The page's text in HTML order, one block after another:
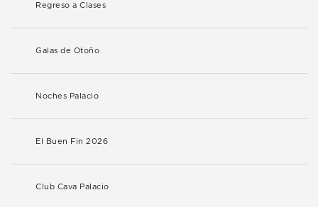
Regreso a Clases
Galas de Otoño
Noches Palacio
El Buen Fin 2026
Club Cava Palacio